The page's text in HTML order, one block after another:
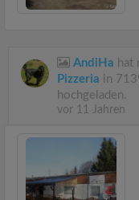
AndiHa hat
Pizzeria in
hochgeladen.
vor 11 Jahren